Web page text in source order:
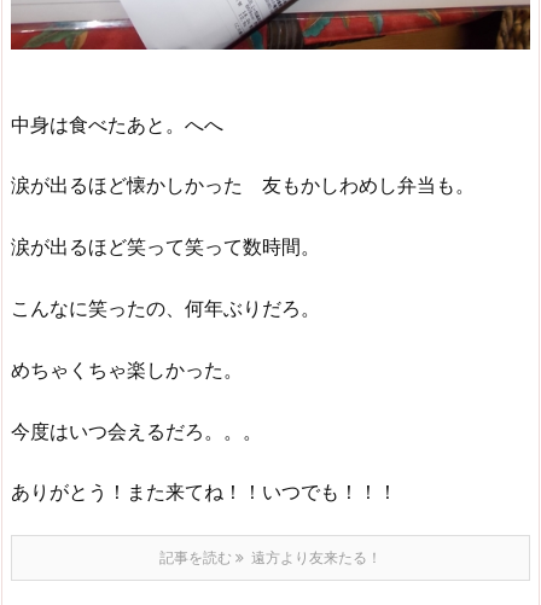
中身は食べたあと。へへ
涙が出るほど懐かしかった 友もかしわめし弁当も。
涙が出るほど笑って笑って数時間。
こんなに笑ったの、何年ぶりだろ。
めちゃくちゃ楽しかった。
今度はいつ会えるだろ。。。
ありがとう！また来てね！！いつでも！！！
記事を読む 遠方より友来たる！